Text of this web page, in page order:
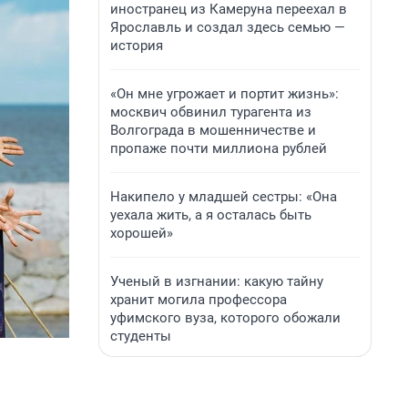
иностранец из Камеруна переехал в
Ярославль и создал здесь семью —
история
«Он мне угрожает и портит жизнь»:
москвич обвинил турагента из
Волгограда в мошенничестве и
пропаже почти миллиона рублей
Накипело у младшей сестры: «Она
уехала жить, а я осталась быть
хорошей»
Ученый в изгнании: какую тайну
хранит могила профессора
уфимского вуза, которого обожали
студенты